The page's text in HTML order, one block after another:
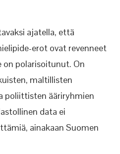
ajatella, että
erot ovat revenneet
polarisoitunut. On
maltillisten
poliittisten ääriryhmien
data ei
ainakaan Suomen